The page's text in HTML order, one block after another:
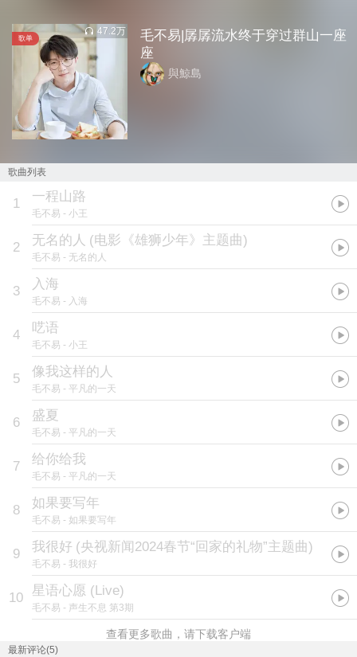
歌单
47.2万
毛不易|孱孱流水终于穿过群山一座
座
與鯨島
歌曲列表
1 一程山路
毛不易 - 小王
2 无名的人 (电影《雄狮少年》主题曲)
毛不易 - 无名的人
3 入海
毛不易 - 入海
4 呓语
毛不易 - 小王
5 像我这样的人
毛不易 - 平凡的一天
6 盛夏
毛不易 - 平凡的一天
7 给你给我
毛不易 - 平凡的一天
8 如果要写年
毛不易 - 如果要写年
9 我很好 (央视新闻2024春节“回家的礼物”主题曲)
毛不易 - 我很好
10 星语心愿 (Live)
毛不易 - 声生不息 第3期
查看更多歌曲，请下载客户端
最新评论(5)